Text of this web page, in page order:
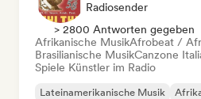
Radiosender
> 2800 Antworten gegeben
Afrikanische MusikAfrobeat /
Brasilianische MusikCanzone
Spiele Künstler im Radio
Lateinamerikanische Musik